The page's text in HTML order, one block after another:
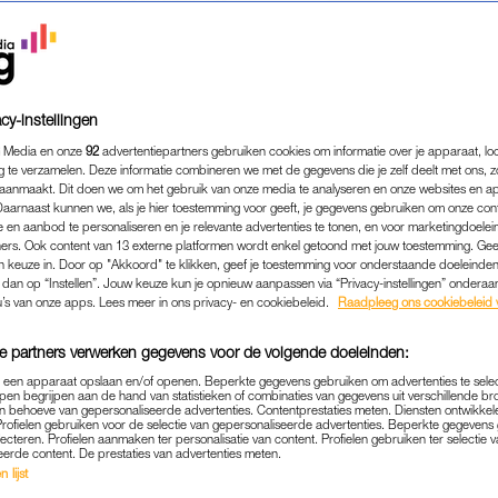
DER HEIJDENS
'GEEN
MAAR TRANEN'
MEDIA|VERDRIETIG
16-06-2025 | ROBIN SWINKELS
De twee waren jarenlang onafscheidelijk,
nieuws: haar geliefde teckel Nhaan is op
instellingen
en onze 92 advertentiepartners gebruiken cookies om informatie over je apparaat,
te verzamelen. Deze informatie combineren we met de gegevens die je zelf deelt met ons,
Dit doen we om het gebruik van onze media te analyseren en onze websites en
kunnen we, als je hier toestemming voor geeft, je gegevens gebruiken om onze
en aanbod te personaliseren en je relevante advertenties te tonen, en voor
Ook content van 13 externe platformen wordt enkel getoond met jouw toestemming.
keuze in. Door op "Akkoord" te klikken, geef je toestemming voor onderstaande
op “Instellen”. Jouw keuze kun je opnieuw aanpassen via “Privacy-instellingen”
van onze apps. Lees meer in ons privacy- en cookiebeleid.
Raadpleeg ons cookiebeleid
partners verwerken gegevens voor de volgende doeleinden:
apparaat opslaan en/of openen. Beperkte gegevens gebruiken om advertenties te
begrijpen aan de hand van statistieken of combinaties van gegevens uit verschillende
behoeve van gepersonaliseerde advertenties. Contentprestaties meten. Diensten
gebruiken voor de selectie van gepersonaliseerde advertenties. Beperkte
Profielen aanmaken ter personalisatie van content. Profielen gebruiken ter selectie
content. De prestaties van advertenties meten.
lijst